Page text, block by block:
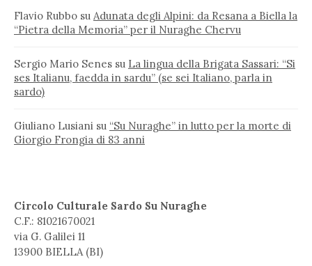
Flavio Rubbo su Adunata degli Alpini: da Resana a Biella la
“Pietra della Memoria” per il Nuraghe Chervu
Sergio Mario Senes su La lingua della Brigata Sassari: “Si
ses Italianu, faedda in sardu” (se sei Italiano, parla in
sardo)
Giuliano Lusiani su “Su Nuraghe” in lutto per la morte di
Giorgio Frongia di 83 anni
Circolo Culturale Sardo Su Nuraghe
C.F.: 81021670021
via G. Galilei 11
13900 BIELLA (BI)